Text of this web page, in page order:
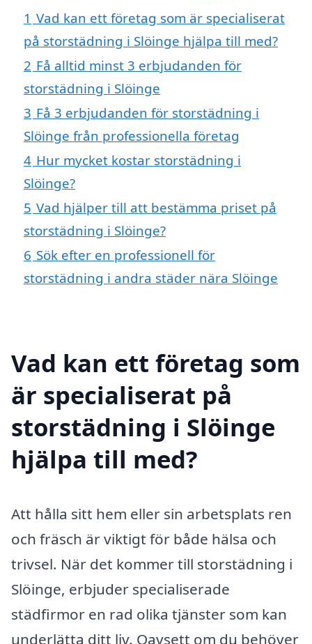
1 Vad kan ett företag som är specialiserat
på storstädning i Slöinge hjälpa till med?
2 Få alltid minst 3 erbjudanden för
storstädning i Slöinge
3 Få 3 erbjudanden för storstädning i
Slöinge från professionella företag
4 Hur mycket kostar storstädning i
Slöinge?
5 Vad hjälper till att bestämma priset på
storstädning i Slöinge?
6 Sök efter en professionell för
storstädning i andra städer nära Slöinge
Vad kan ett företag som
är specialiserat på
storstädning i Slöinge
hjälpa till med?
Att hålla sitt hem eller sin arbetsplats ren
och fräsch är viktigt för både hälsa och
trivsel. När det kommer till storstädning i
Slöinge, erbjuder specialiserade
städfirmor en rad olika tjänster som kan
underlätta ditt liv. Oavsett om du behöver